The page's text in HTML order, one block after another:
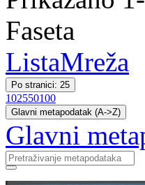
Faseta
ListaMreža
Po stranici: 25
102550100
Glavni metapodatak (A->Z)
Glavni